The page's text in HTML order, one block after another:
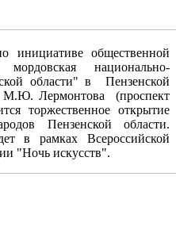
общественной
мордовская национально-
области" в Пензенской
М.Ю. Лермонтова (проспект
торжественное открытие
Пензенской области.
в рамках Всероссийской
"Ночь искусств".